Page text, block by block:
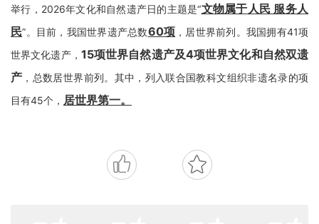
举行，2026年文化和自然遗产日的主题是“文物属于人民 服务人
民”。目前，我国世界遗产总数60项 ，居世界前列。我国拥有41项
世界文化遗产， 15项世界自然遗产及4项世界文化和自然双遗
产 ，总数居世界前列。其中，列入联合国教科文组织非遗名录的项
目有45个， 居世界第一。